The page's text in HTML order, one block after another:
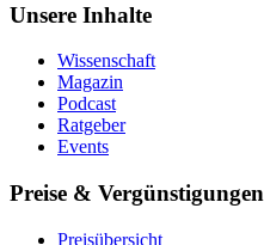
Unsere Inhalte
Wissenschaft
Magazin
Podcast
Ratgeber
Events
Preise & Vergünstigungen
Preisübersicht